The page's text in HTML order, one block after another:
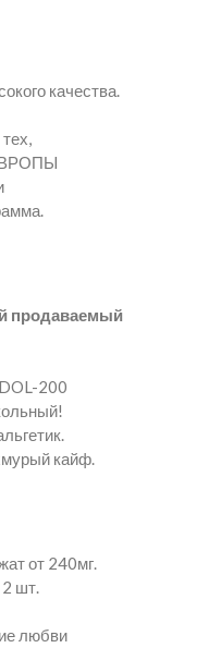
качества.
продаваемый
200
кайф.
от 240мг.
шт.
любви